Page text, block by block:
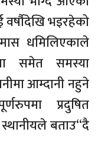
भइरहेको
धमिलिएकाले
समेत समस्या
आम्दानी नहुने
प्रदुषित
बताउ“दै